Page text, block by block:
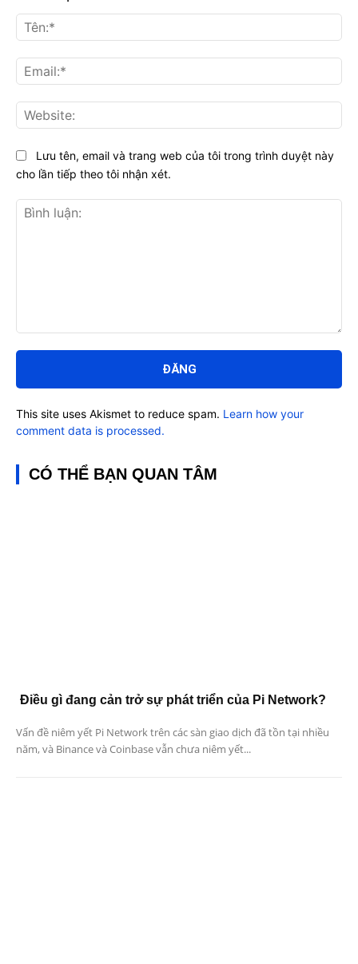
luận:
Lưu tên, email và trang web của tôi trong trình duyệt này
cho lần tiếp theo tôi nhận xét.
This site uses Akismet to reduce spam. Learn how your
comment data is processed.
CÓ THỂ BẠN QUAN TÂM
Điều gì đang cản trở sự phát triển của Pi Network?
Vấn đề niêm yết Pi Network trên các sàn giao dịch đã tồn tại nhiều
năm, và Binance và Coinbase vẫn chưa niêm yết...